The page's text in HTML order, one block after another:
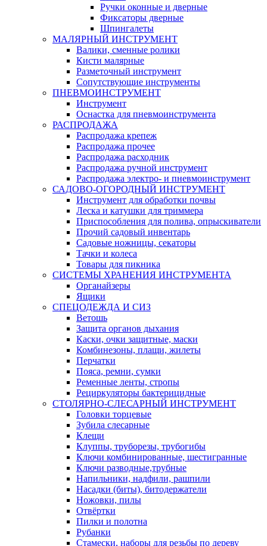
Ручки оконные и дверные
Фиксаторы дверные
Шпингалеты
МАЛЯРНЫЙ ИНСТРУМЕНТ
Валики, сменные ролики
Кисти малярные
Разметочный инструмент
Сопутствующие инструменты
ПНЕВМОИНСТРУМЕНТ
Инструмент
Оснастка для пневмоинструмента
РАСПРОДАЖА
Распродажа крепеж
Распродажа прочее
Распродажа расходник
Распродажа ручной инструмент
Распродажа электро- и пневмоинструмент
САДОВО-ОГОРОДНЫЙ ИНСТРУМЕНТ
Инструмент для обработки почвы
Леска и катушки для триммера
Приспособления для полива, опрыскиватели
Прочий садовый инвентарь
Садовые ножницы, секаторы
Тачки и колеса
Товары для пикника
СИСТЕМЫ ХРАНЕНИЯ ИНСТРУМЕНТА
Органайзеры
Ящики
СПЕЦОДЕЖДА И СИЗ
Ветошь
Защита органов дыхания
Каски, очки защитные, маски
Комбинезоны, плащи, жилеты
Перчатки
Пояса, ремни, сумки
Ременные ленты, стропы
Рециркуляторы бактерицидные
СТОЛЯРНО-СЛЕСАРНЫЙ ИНСТРУМЕНТ
Головки торцевые
Зубила слесарные
Клещи
Клуппы, труборезы, трубогибы
Ключи комбинированные, шестигранные
Ключи разводные,трубные
Напильники, надфили, рашпили
Насадки (биты), битодержатели
Ножовки, пилы
Отвёртки
Пилки и полотна
Рубанки
Стамески, наборы для резьбы по дереву